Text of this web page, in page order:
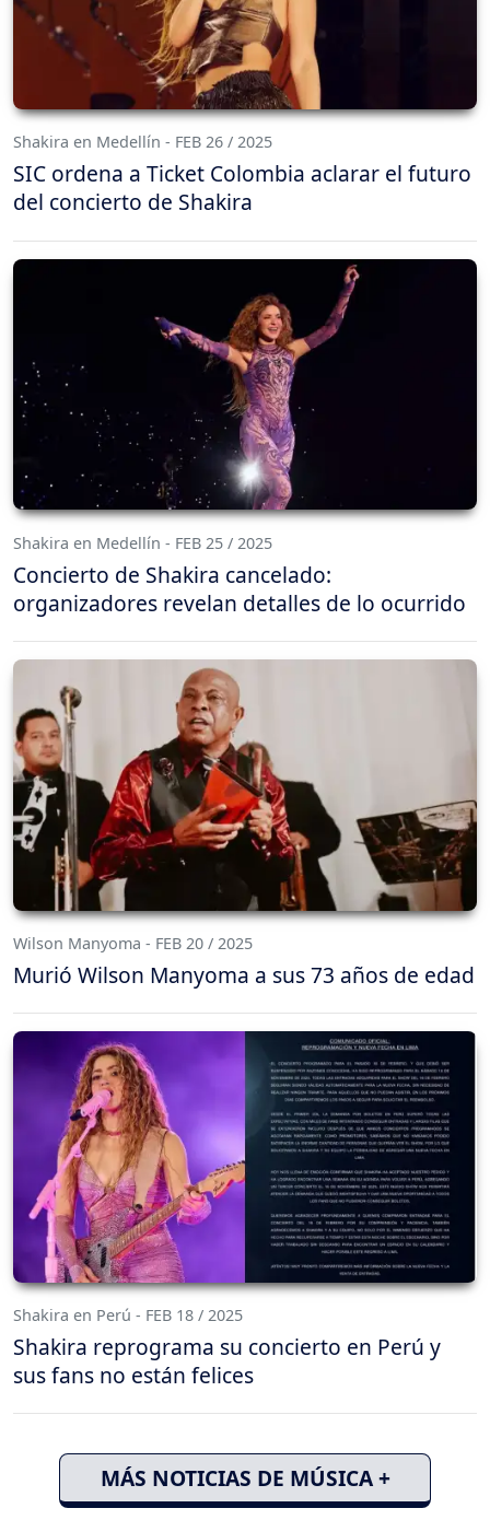
Shakira en Medellín - FEB 26 / 2025
SIC ordena a Ticket Colombia aclarar el futuro
del concierto de Shakira
Shakira en Medellín - FEB 25 / 2025
Concierto de Shakira cancelado:
organizadores revelan detalles de lo ocurrido
Wilson Manyoma - FEB 20 / 2025
Murió Wilson Manyoma a sus 73 años de edad
Shakira en Perú - FEB 18 / 2025
Shakira reprograma su concierto en Perú y
sus fans no están felices
MÁS NOTICIAS DE MÚSICA +